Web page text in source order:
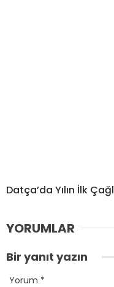
Datça’da Yılın İlk
YORUMLAR
Bir yanıt yazın
Yorum *